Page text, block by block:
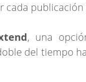
cada
, una
del tiempo